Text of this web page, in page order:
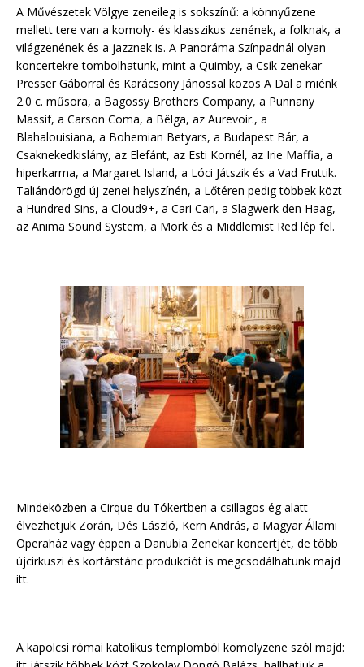
A Művészetek Völgye zeneileg is sokszínű: a könnyűzene
mellett tere van a komoly- és klasszikus zenének, a folknak, a
világzenének és a jazznek is. A Panoráma Színpadnál olyan
koncertekre tombolhatunk, mint a Quimby, a Csík zenekar
Presser Gáborral és Karácsony Jánossal közös A Dal a miénk
2.0 c. műsora, a Bagossy Brothers Company, a Punnany
Massif, a Carson Coma, a Bëlga, az Aurevoir., a
Blahalouisiana, a Bohemian Betyars, a Budapest Bár, a
Csaknekedkislány, az Elefánt, az Esti Kornél, az Irie Maffia, a
hiperkarma, a Margaret Island, a Lóci Játszik és a Vad Fruttik.
Taliándörögd új zenei helyszínén, a Lőtéren pedig többek közt
a Hundred Sins, a Cloud9+, a Cari Cari, a Slagwerk den Haag,
az Anima Sound System, a Mörk és a Middlemist Red lép fel.
Mindeközben a Cirque du Tókertben a csillagos ég alatt
élvezhetjük Zorán, Dés László, Kern András, a Magyar Állami
Operaház vagy éppen a Danubia Zenekar koncertjét, de több
újcirkuszi és kortárstánc produkciót is megcsodálhatunk majd
itt.
A kapolcsi római katolikus templomból komolyzene szól majd: